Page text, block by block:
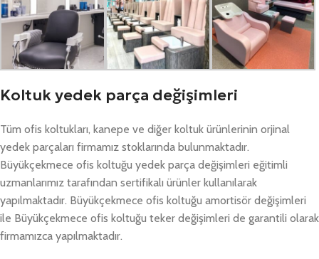
Koltuk yedek parça değişimleri
Tüm ofis koltukları, kanepe ve diğer koltuk ürünlerinin orjinal
yedek parçaları firmamız stoklarında bulunmaktadır.
Büyükçekmece ofis koltuğu yedek parça değişimleri eğitimli
uzmanlarımız tarafından sertifikalı ürünler kullanılarak
yapılmaktadır. Büyükçekmece ofis koltuğu amortisör değişimleri
ile Büyükçekmece ofis koltuğu teker değişimleri de garantili olarak
firmamızca yapılmaktadır.